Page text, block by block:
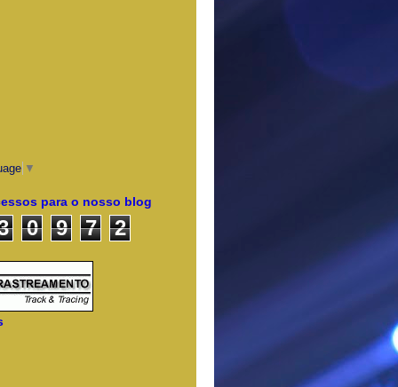
▼
para o nosso blog
0 9 7 2